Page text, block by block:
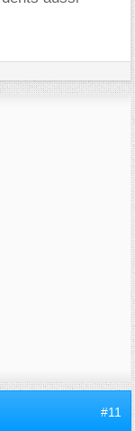
#11